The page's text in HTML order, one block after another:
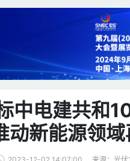
中电建共和
动新能源领